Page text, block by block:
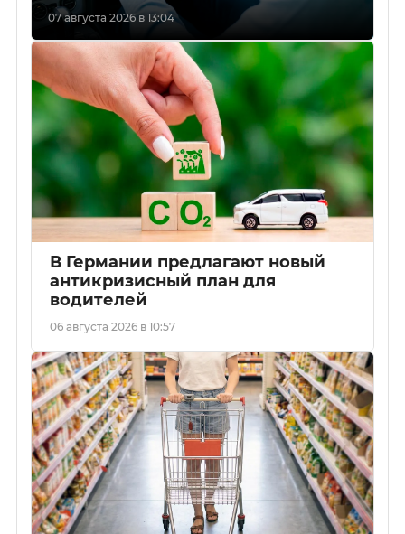
07 августа 2026 в 13:04
В Германии предлагают новый
антикризисный план для
водителей
06 августа 2026 в 10:57